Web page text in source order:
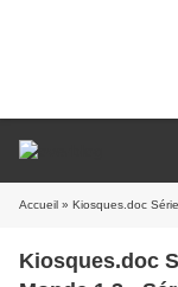
Accueil » Kiosques.doc
Kiosques.doc